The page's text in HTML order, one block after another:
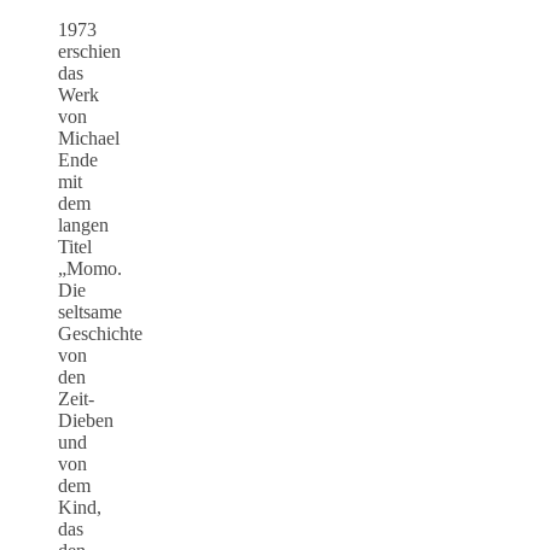
1973
erschien
das
Werk
von
Michael
Ende
mit
dem
langen
Titel
„Momo.
Die
seltsame
Geschichte
von
den
Zeit-
Dieben
und
von
dem
Kind,
das